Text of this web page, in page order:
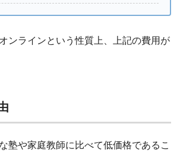
ンラインという性質上、上記の費用が
塾や家庭教師に比べて低価格であるこ